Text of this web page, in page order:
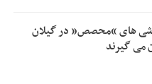
های “محصص” در گیلان
می گیرند